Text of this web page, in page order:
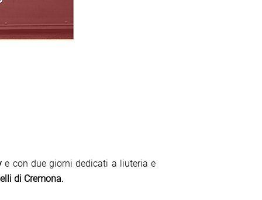
e con due giorni dedicati a liuteria e
di Cremona.